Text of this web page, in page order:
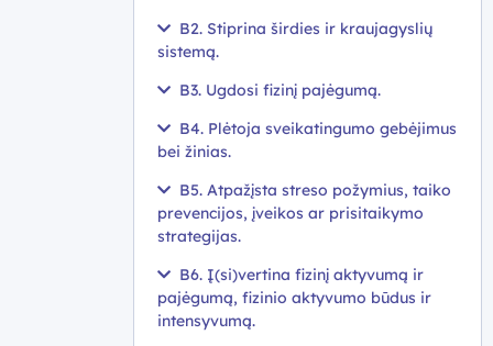
B2. Stiprina širdies ir kraujagyslių
sistemą.
B3. Ugdosi fizinį pajėgumą.
B4. Plėtoja sveikatingumo gebėjimus
bei žinias.
B5. Atpažįsta streso požymius, taiko
prevencijos, įveikos ar prisitaikymo
strategijas.
B6. Į(si)vertina fizinį aktyvumą ir
pajėgumą, fizinio aktyvumo būdus ir
intensyvumą.